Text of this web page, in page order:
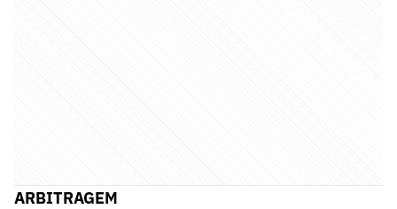
ARBITRAGEM